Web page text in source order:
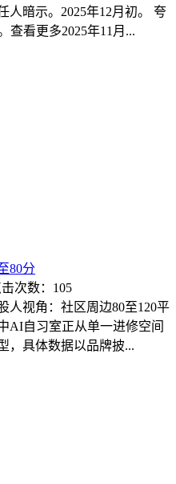
人暗示。2025年12月初。 夸
查看更多2025年11月...
80分
次数：105
人视角：社区周边80至120平
AI自习室正从单一进修空间
，具体数据以品牌披...